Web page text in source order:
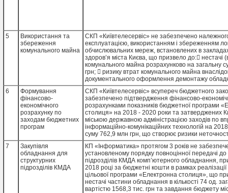
5
Використання та
збереження
комунального майна
СКП «Київтелесервіс» не забезпечено
експлуатацією, використанням і збереженням
обчислювальних мереж, встановлених в
здоров’я міста Києва, що призвело до: нестачі
комунального майна розрахунково на загальну
грн;  ризику втрат комунального майна
документального оформлення демонтажу
невідомого місцезнаходження - 124,1 тис. грн;
неефективного використання майна через його
функціонування - 97,2 тис. грн; неналежного
з ризиком втрат - 238,8 тис. гривень.
6
Формування
фінансово-
економічного
розрахунку по
заходам бюджетних
програм
СКП «Київтелесервіс» всупереч бюджетного
забезпечено підтвердження фінансово-
розрахунками показників бюджетної програми
столиця» на 2018 - 2020 роки та затверджених
міською державною адміністрацією заходів по
інформаційно-комунікаційних технологій на
суму 762,9 млн грн, що створює ризики
визначення планових обсягів фінансування
7
Закупівля
обладнання для
структурних
підрозділів КМДА
КП «Інформатика» протягом 3 років не
установленому порядку повноцінної передачі до
підрозділів КМДА комп’ютерного обладнання,
2018 році за бюджетні кошти в рамках реалізації
цільової програми «Електронна столиця», що
нестачі частини обладнання в кількості 74 од.
вартістю 1568,3 тис. грн та завдання бюджету